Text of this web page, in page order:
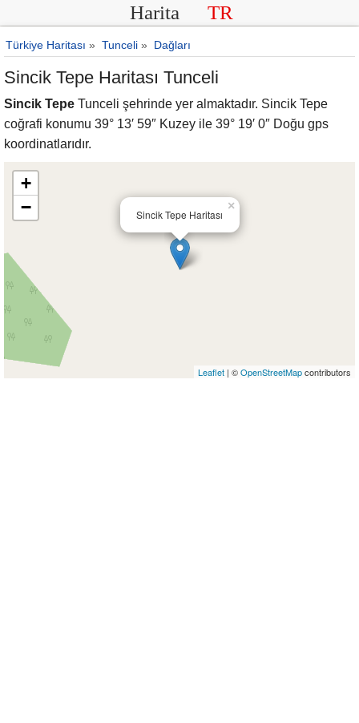
Harita TR
Türkiye Haritası » Tunceli » Dağları
Sincik Tepe Haritası Tunceli
Sincik Tepe Tunceli şehrinde yer almaktadır. Sincik Tepe
coğrafi konumu 39° 13′ 59″ Kuzey ile 39° 19′ 0″ Doğu gps
koordinatlarıdır.
Sincik Tepe Haritası
×
+
−
Leaflet | ©OpenStreetMapcontributors